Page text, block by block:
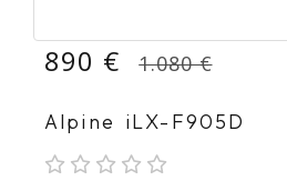
890 € 1.080 €
Alpine iLX-F905D